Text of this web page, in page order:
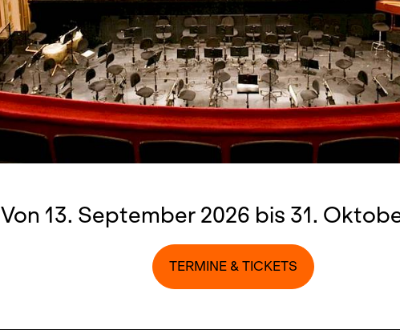
Von 13. September 2026 bis 31.
TERMINE & TICKETS